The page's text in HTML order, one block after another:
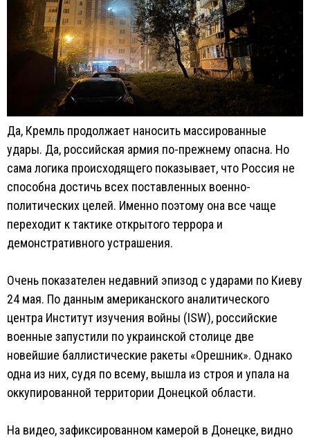
Да, Кремль продолжает наносить массированные
удары. Да, российская армия по-прежнему опасна. Но
сама логика происходящего показывает, что Россия не
способна достичь всех поставленных военно-
политических целей. Именно поэтому она все чаще
переходит к тактике открытого террора и
демонстративного устрашения.
Очень показателен недавний эпизод с ударами по Киеву
24 мая. По данным американского аналитического
центра Институт изучения войны (ISW), российские
военные запустили по украинской столице две
новейшие баллистические ракеты «Орешник». Однако
одна из них, судя по всему, вышла из строя и упала на
оккупированной территории Донецкой области.
На видео, зафиксированном камерой в Донецке, видно